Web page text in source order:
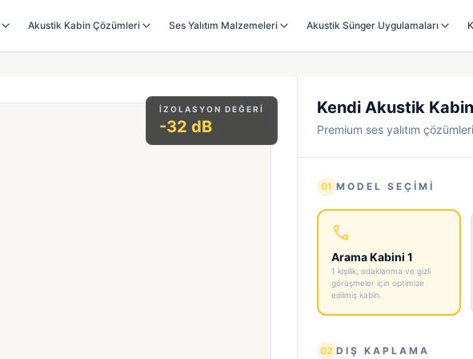
Akustik Kabin Çözümleri Ses Yalıtım Malzemeleri Akustik Sünger Uygulamaları
İZOLASYON DEĞERI
-32 dB
Kendi Akustik
Premium ses yalıtım
01 MODEL SEÇIMI
call
Arama Kabini 1
1 kişilik, odaklanma ve gizli
görüşmeler için optimize
edilmiş kabin.
02 DIŞ KAPLAMA